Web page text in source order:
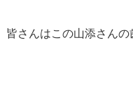
皆さんはこの山添さんの